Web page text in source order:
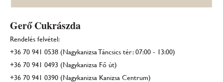
Gerő Cukrászda
Rendelés felvétel:
+36 70 941 0538 (Nagykanizsa Táncsics tér: 07:00 - 13:00)
+36 70 941 0493 (Nagykanizsa Fő út)
+36 70 941 0390 (Nagykanizsa Kanizsa Centrum)